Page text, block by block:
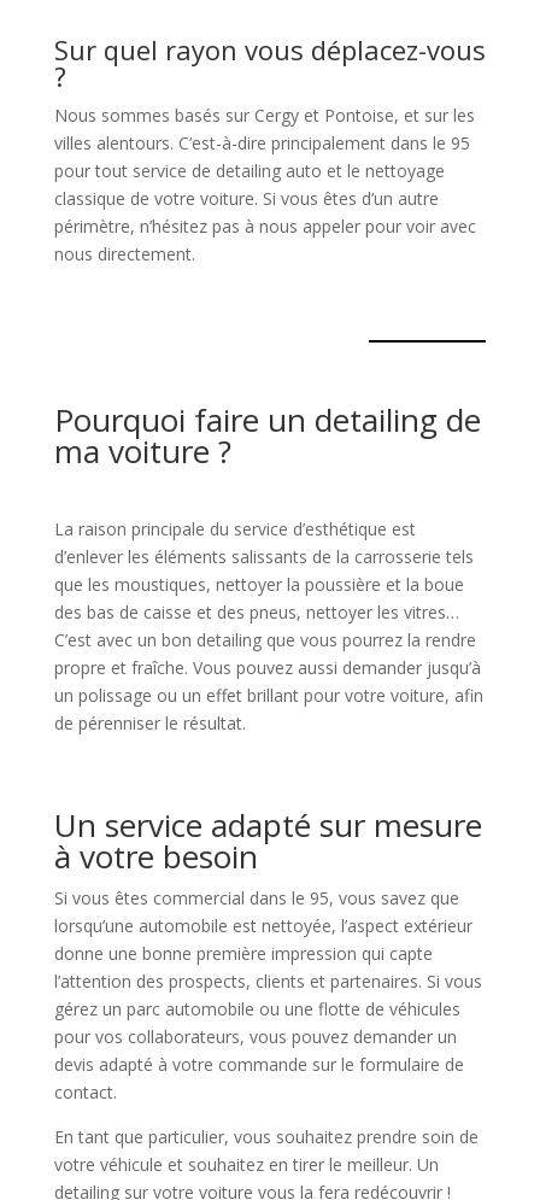
Sur quel rayon vous déplacez-vous
?
Nous sommes basés sur Cergy et Pontoise, et sur les
villes alentours. C’est-à-dire principalement dans le 95
pour tout service de detailing auto et le nettoyage
classique de votre voiture. Si vous êtes d’un autre
périmètre, n’hésitez pas à nous appeler pour voir avec
nous directement.
Pourquoi faire un detailing de
ma voiture ?
La raison principale du service d’esthétique est
d’enlever les éléments salissants de la carrosserie tels
que les moustiques, nettoyer la poussière et la boue
des bas de caisse et des pneus, nettoyer les vitres…
C’est avec un bon detailing que vous pourrez la rendre
propre et fraîche. Vous pouvez aussi demander jusqu’à
un polissage ou un effet brillant pour votre voiture, afin
de pérenniser le résultat.
Un service adapté sur mesure
à votre besoin
Si vous êtes commercial dans le 95, vous savez que
lorsqu’une automobile est nettoyée, l’aspect extérieur
donne une bonne première impression qui capte
l’attention des prospects, clients et partenaires. Si vous
gérez un parc automobile ou une flotte de véhicules
pour vos collaborateurs, vous pouvez demander un
devis adapté à votre commande sur le formulaire de
contact.
En tant que particulier, vous souhaitez prendre soin de
votre véhicule et souhaitez en tirer le meilleur. Un
detailing sur votre voiture vous la fera redécouvrir !